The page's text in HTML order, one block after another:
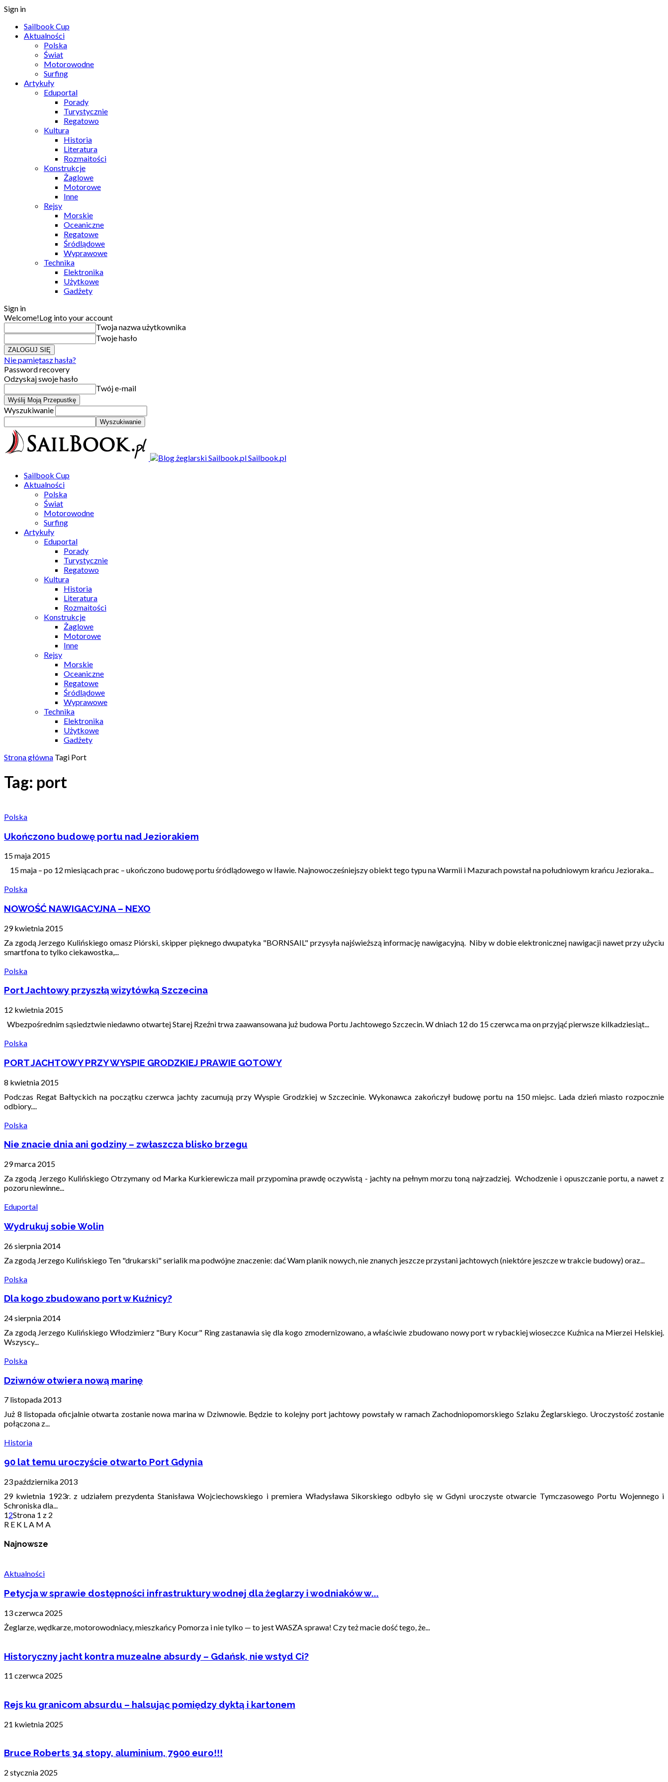
Sign in
Sailbook Cup
Aktualności
Polska
Świat
Motorowodne
Surfing
Artykuły
Eduportal
Porady
Turystycznie
Regatowo
Kultura
Historia
Literatura
Rozmaitości
Konstrukcje
Żaglowe
Motorowe
Inne
Rejsy
Morskie
Oceaniczne
Regatowe
Śródlądowe
Wyprawowe
Technika
Elektronika
Użytkowe
Gadżety
Sign in
Welcome!Log into your account
Twoja nazwa użytkownika
Twoje hasło
Nie pamiętasz hasła?
Password recovery
Odzyskaj swoje hasło
Twój e-mail
Wyszukiwanie
Sailbook.pl
Sailbook Cup
Aktualności
Polska
Świat
Motorowodne
Surfing
Artykuły
Eduportal
Porady
Turystycznie
Regatowo
Kultura
Historia
Literatura
Rozmaitości
Konstrukcje
Żaglowe
Motorowe
Inne
Rejsy
Morskie
Oceaniczne
Regatowe
Śródlądowe
Wyprawowe
Technika
Elektronika
Użytkowe
Gadżety
Strona główna Tagi Port
Tag: port
Polska
Ukończono budowę portu nad Jeziorakiem
15 maja 2015
15 maja – po 12 miesiącach prac – ukończono budowę portu śródlądowego w Iławie. Najnowocześniejszy obiekt tego typu na Warmii i Mazurach powstał na południowym krańcu Jezioraka...
Polska
NOWOŚĆ NAWIGACYJNA – NEXO
29 kwietnia 2015
Za zgodą Jerzego Kulińskiego omasz Piórski, skipper pięknego dwupatyka "BORNSAIL" przysyła najświeższą informację nawigacyjną. Niby w dobie elektronicznej nawigacji nawet przy użyciu
smartfona to tylko ciekawostka,...
Polska
Port Jachtowy przyszłą wizytówką Szczecina
12 kwietnia 2015
Wbezpośrednim sąsiedztwie niedawno otwartej Starej Rzeźni trwa zaawansowana już budowa Portu Jachtowego Szczecin. W dniach 12 do 15 czerwca ma on przyjąć pierwsze kilkadziesiąt...
Polska
PORT JACHTOWY PRZY WYSPIE GRODZKIEJ PRAWIE GOTOWY
8 kwietnia 2015
Podczas Regat Bałtyckich na początku czerwca jachty zacumują przy Wyspie Grodzkiej w Szczecinie. Wykonawca zakończył budowę portu na 150 miejsc. Lada dzień miasto rozpocznie
odbiory....
Polska
Nie znacie dnia ani godziny – zwłaszcza blisko brzegu
29 marca 2015
Za zgodą Jerzego Kulińskiego Otrzymany od Marka Kurkierewicza mail przypomina prawdę oczywistą - jachty na pełnym morzu toną najrzadziej. Wchodzenie i opuszczanie portu, a nawet z
pozoru niewinne...
Eduportal
Wydrukuj sobie Wolin
26 sierpnia 2014
Za zgodą Jerzego Kulińskiego Ten "drukarski" serialik ma podwójne znaczenie: dać Wam planik nowych, nie znanych jeszcze przystani jachtowych (niektóre jeszcze w trakcie budowy) oraz...
Polska
Dla kogo zbudowano port w Kuźnicy?
24 sierpnia 2014
Za zgodą Jerzego Kulińskiego Włodzimierz "Bury Kocur" Ring zastanawia się dla kogo zmodernizowano, a właściwie zbudowano nowy port w rybackiej wioseczce Kuźnica na Mierzei Helskiej.
Wszyscy...
Polska
Dziwnów otwiera nową marinę
7 listopada 2013
Już 8 listopada oficjalnie otwarta zostanie nowa marina w Dziwnowie. Będzie to kolejny port jachtowy powstały w ramach Zachodniopomorskiego Szlaku Żeglarskiego. Uroczystość zostanie
połączona z...
Historia
90 lat temu uroczyście otwarto Port Gdynia
23 października 2013
29 kwietnia 1923r. z udziałem prezydenta Stanisława Wojciechowskiego i premiera Władysława Sikorskiego odbyło się w Gdyni uroczyste otwarcie Tymczasowego Portu Wojennego i
Schroniska dla...
12Strona 1 z 2
R E K L A M A
Najnowsze
Aktualności
Petycja w sprawie dostępności infrastruktury wodnej dla żeglarzy i wodniaków w...
13 czerwca 2025
Żeglarze, wędkarze, motorowodniacy, mieszkańcy Pomorza i nie tylko — to jest WASZA sprawa! Czy też macie dość tego, że...
Historyczny jacht kontra muzealne absurdy – Gdańsk, nie wstyd Ci?
11 czerwca 2025
Rejs ku granicom absurdu – halsując pomiędzy dyktą i kartonem
21 kwietnia 2025
Bruce Roberts 34 stopy, aluminium, 7900 euro!!!
2 stycznia 2025